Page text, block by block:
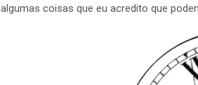
algumas coisas que eu acredito que